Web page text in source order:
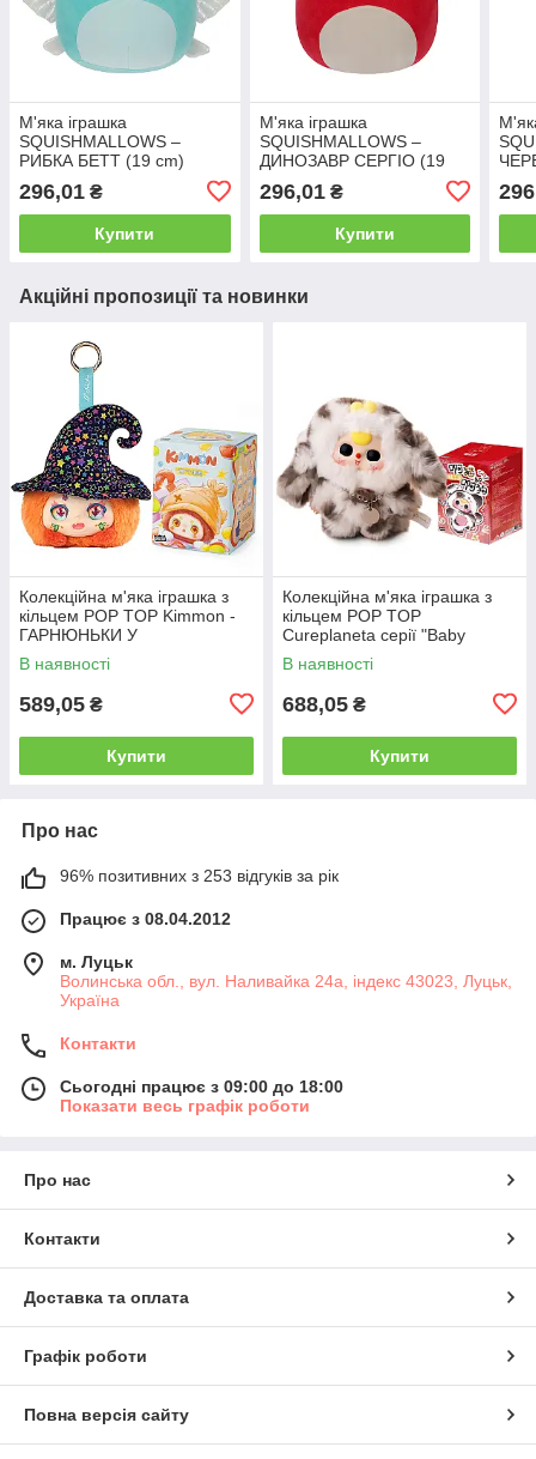
М'яка іграшка
SQUISHMALLOWS –
РИБКА БЕТТ (19 cm)
296,01 ₴
Купити
М'яка іграшка
SQUISHMALLOWS –
ДИНОЗАВР СЕРГІО (19
296,01₴
Купити
Акційні пропозиції та новинки
Колекційна м'яка іграшка з
кільцем POP TOP Kimmon -
ГАРНЮНЬКИ У
КАПЕЛЮШКАХ (у дисп., в ас.)
В наявності
589,05 ₴
Купити
Колекційна м'яка іграшка з
кільцем POP TOP
Cureplaneta серії "Baby
Three" - КОТИКИ ТА ПЕСИКИ
(у дисп., в ас.)
В наявності
688,05 ₴
Купити
Про нас
96% позитивних з 253 відгуків за рік
Працює з 08.04.2012
м. Луцьк
Волинська обл., вул. Наливайка 24а, індекс 43023, Луцьк,
Україна
Контакти
Сьогодні працює з 09:00 до 18:00
Показати весь графік роботи
Про нас
Контакти
Доставка та оплата
Графік роботи
Повна версія сайту